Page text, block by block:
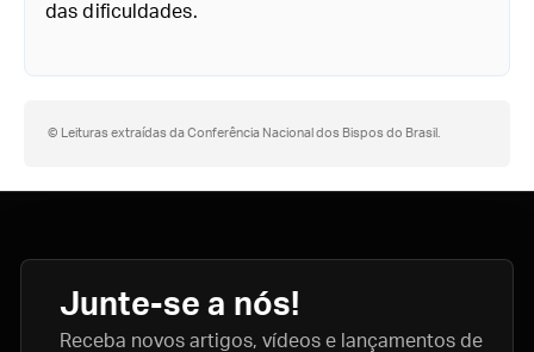
das dificuldades.
© Leituras extraídas da Conferência Nacional dos Bispos do Brasil.
Junte-se a nós!
Receba novos artigos, vídeos e lançamentos de